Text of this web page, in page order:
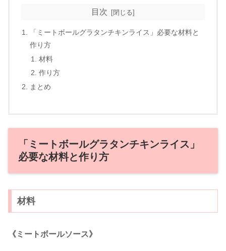
目次
「ミートボールグラタンチキンライス」必要な材料と
作り方
材料
作り方
まとめ
「ミートボールグラタンチキンライス」
必要な材料と作り方
材料
《ミートボールソース》